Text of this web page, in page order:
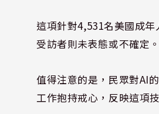
這項針對4,531名美國成
受訪者則未表態或不確定。
值得注意的是，民眾對AI
工作抱持戒心，反映這項